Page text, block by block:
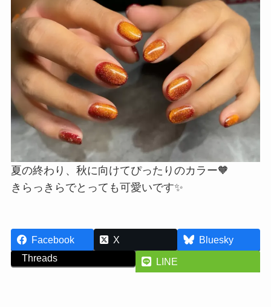
夏の終わり、秋に向けてぴったりのカラー🧡
きらっきらでとっても可愛いです✨
Facebook X
Bluesky
Threads
LINE